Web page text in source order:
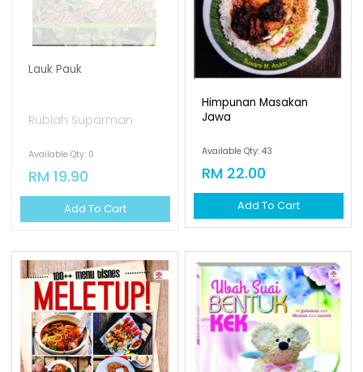
Lauk Pauk
Rubiah Suparman
Available Qty: 0
RM 19.90
Add To Cart
Himpunan Masakan
Jawa
Available Qty: 43
RM 22.00
Add To Cart